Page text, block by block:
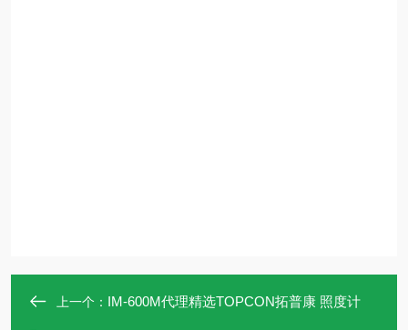
上一个： IM-600M代理精选TOPCON拓普康 照度计